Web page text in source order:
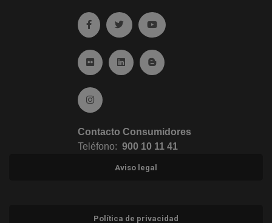
Ir a facebook (abre en ventana nueva)
Ir a twitter (abre en ventana nueva)
Ir a YouTube (abre en
Ir a Flickr (abre en ventana nueva)
Ir a Linkedin (abre en ventana nueva)
Ir al Blog (abre en ventana
Ir a Instagram (abre en ventana nueva)
Contacto Consumidores
Teléfono: 900 10 11 41
Aviso legal
Política de privacidad